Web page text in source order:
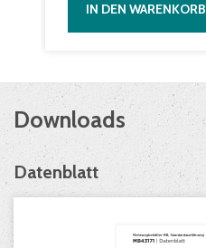
IN DEN WARENKORB
Downloads
Datenblatt